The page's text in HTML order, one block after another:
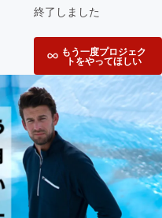
終了しました
もう一度プロジェク
トをやってほしい